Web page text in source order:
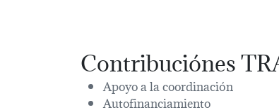
Contribuciónes
Apoyo a la coordinación
Autofinanciamiento